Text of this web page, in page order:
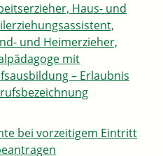
Haus- und
und Heimerzieher,
mit
– Erlaubnis
bei vorzeitigem Eintritt